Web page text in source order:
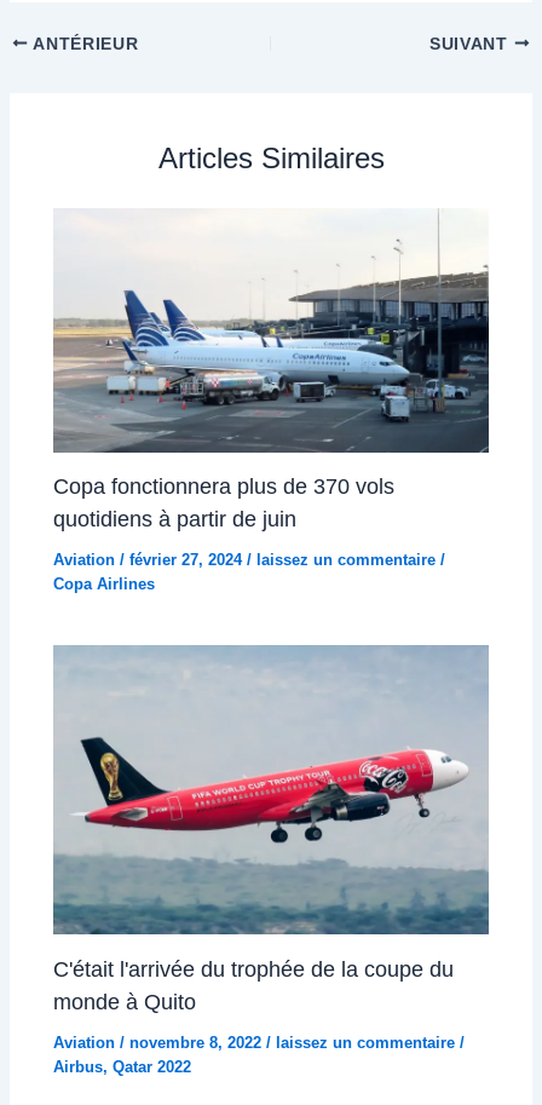
ANTÉRIEUR SUIVANT
Articles Similaires
Copa fonctionnera plus de 370 vols
quotidiens à partir de juin
Aviation /février 27, 2024/ laissez un commentaire /
Copa Airlines
C'était l'arrivée du trophée de la coupe du
monde à Quito
Aviation /novembre 8, 2022/ laissez un commentaire /
Airbus,Qatar 2022